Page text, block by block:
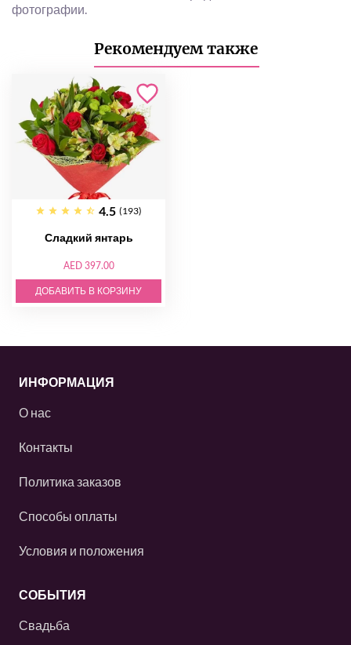
фотографии.
Рекомендуем также
4.5 (193)
Сладкий янтарь
AED 397.00
ДОБАВИТЬ В КОРЗИНУ
ИНФОРМАЦИЯ
О нас
Контакты
Политика заказов
Способы оплаты
Условия и положения
СОБЫТИЯ
Свадьба